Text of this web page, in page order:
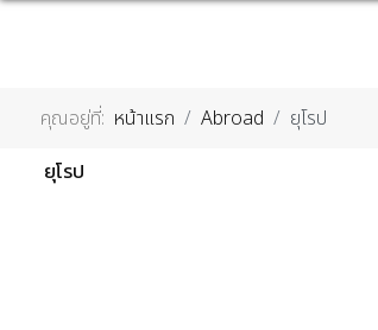
คุณอยู่ที่: หน้าแรก Abroad
ยุโรป
ยุโรป